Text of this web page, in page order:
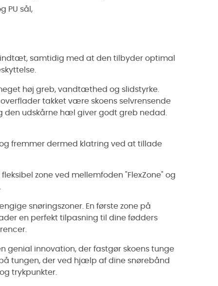
PU sål,
samtidig med at den tilbyder optimal
høj greb, vandtæthed og slidstyrke.
takket være skoens selvrensende
den udskårne hæl giver godt greb nedad.
fremmer dermed klatring ved at tillade
zone ved mellemfoden "FlexZone" og
snøringszoner. En første zone på
en perfekt tilpasning til dine fødders
genial innovation, der fastgør skoens tunge
tungen, der ved hjælp af dine snørebånd
trykpunkter.